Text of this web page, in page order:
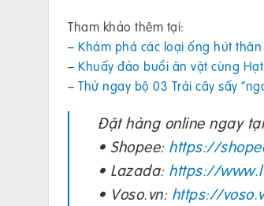
Tham khảo thêm tại:
– Khám phá các loại ống hút
– Khuấy đảo buổi ăn vặt cùng
– Thử ngay bộ 03 Trái cây sấy
Đặt hàng online ngay
• Shopee: https://
• Lazada: https://
• Voso.vn: https://